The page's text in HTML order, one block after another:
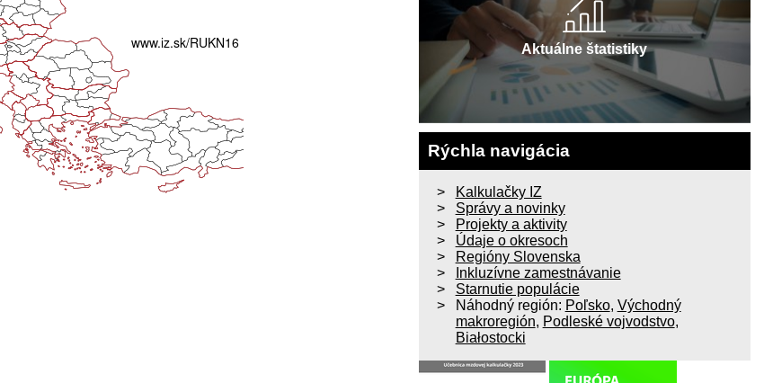
Aktuálne štatistiky
Rýchla navigácia
Kalkulačky IZ
Správy a novinky
Projekty a aktivity
Údaje o okresoch
Regióny Slovenska
Inkluzívne zamestnávanie
Starnutie populácie
Náhodný región: Poľsko, Východný
makroregión, Podleské vojvodstvo,
Białostocki